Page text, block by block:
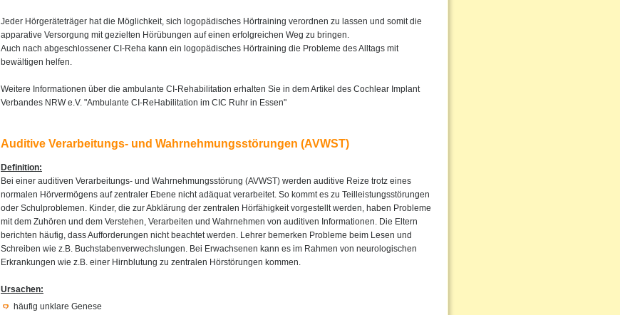
Jeder Hörgeräteträger hat die Möglichkeit, sich logopädisches Hörtraining verordnen zu lassen und somit die
apparative Versorgung mit gezielten Hörübungen auf einen erfolgreichen Weg zu bringen.
Auch nach abgeschlossener CI-Reha kann ein logopädisches Hörtraining die Probleme des Alltags mit
bewältigen helfen.
Weitere Informationen über die ambulante CI-Rehabilitation erhalten Sie in dem Artikel des Cochlear Implant
Verbandes NRW e.V. "Ambulante CI-ReHabilitation im CIC Ruhr in Essen"
Auditive Verarbeitungs- und Wahrnehmungsstörungen (AVWST)
Definition:
Bei einer auditiven Verarbeitungs- und Wahrnehmungsstörung (AVWST) werden auditive Reize trotz eines
normalen Hörvermögens auf zentraler Ebene nicht adäquat verarbeitet. So kommt es zu Teilleistungsstörungen
oder Schulproblemen. Kinder, die zur Abklärung der zentralen Hörfähigkeit vorgestellt werden, haben Probleme
mit dem Zuhören und dem Verstehen, Verarbeiten und Wahrnehmen von auditiven Informationen. Die Eltern
berichten häufig, dass Aufforderungen nicht beachtet werden. Lehrer bemerken Probleme beim Lesen und
Schreiben wie z.B. Buchstabenverwechslungen. Bei Erwachsenen kann es im Rahmen von neurologischen
Erkrankungen wie z.B. einer Hirnblutung zu zentralen Hörstörungen kommen.
Ursachen:
häufig unklare Genese